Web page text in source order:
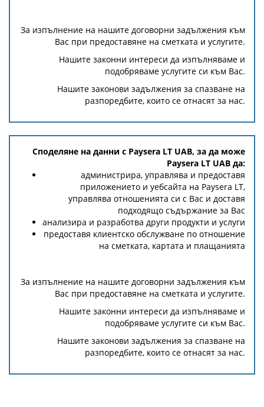
За изпълнение на нашите договорни задължения към
Вас при предоставяне на сметката и услугите.
Нашите законни интереси да изпълняваме и
подобряваме услугите си към Вас.
Нашите законови задължения за спазване на
разпоредбите, които се отнасят за нас.
Споделяне на данни с Paysera LT UAB, за да може
Paysera LT UAB да:
администрира, управлява и предоставя
приложението и уебсайта на Paysera LT,
управлява отношенията си с Вас и доставя
подходящо съдържание за Вас
анализира и разработва други продукти и услуги
предоставя клиентско обслужване по отношение
на сметката, картата и плащанията
За изпълнение на нашите договорни задължения към
Вас при предоставяне на сметката и услугите.
Нашите законни интереси да изпълняваме и
подобряваме услугите си към Вас.
Нашите законови задължения за спазване на
разпоредбите, които се отнасят за нас.